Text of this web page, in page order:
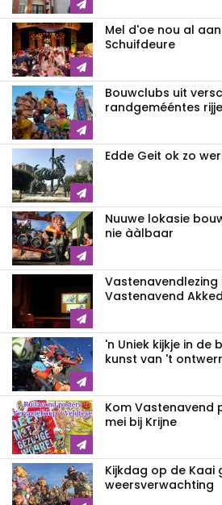
Mel d'oe nou al
Schuifdeure
Bouwclubs uit
randgemééntes
Edde Geit ok zo
Nuuwe lokasie
nie ààlbaar
Vastenavend
'n Uniek kijkje in de
kunst van 't
Kom Vastenavend
mei bij Krijne
Kijkdag op de Kaai
weersverwachting